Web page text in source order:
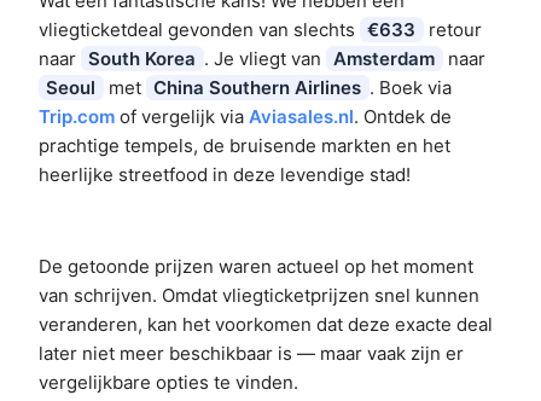
vliegticketdeal gevonden van slechts €633
retour
naar South Korea . Je vliegt van Amsterdam
naar
Seoul
met China Southern Airlines . Boek via
Trip.com of vergelijk via Aviasales.nl. Ontdek de
prachtige tempels, de bruisende markten en het
heerlijke streetfood in deze levendige stad!
De getoonde prijzen waren actueel op het moment
van schrijven. Omdat vliegticketprijzen snel kunnen
veranderen, kan het voorkomen dat deze exacte deal
later niet meer beschikbaar is — maar vaak zijn er
vergelijkbare opties te vinden.